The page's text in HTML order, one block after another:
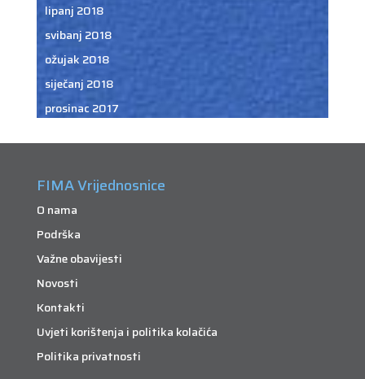
lipanj 2018
svibanj 2018
ožujak 2018
siječanj 2018
prosinac 2017
FIMA Vrijednosnice
O nama
Podrška
Važne obavijesti
Novosti
Kontakti
Uvjeti korištenja i politika kolačića
Politika privatnosti